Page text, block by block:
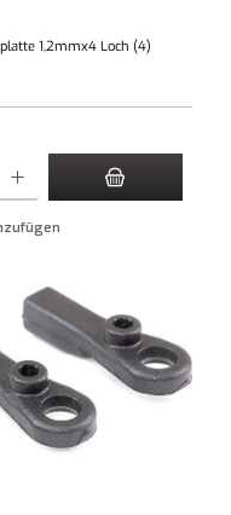
1,2mmx4 Loch (4)